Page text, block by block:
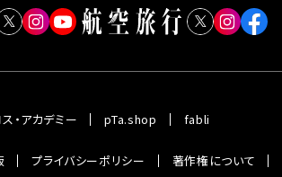
・アカデミー pTa.shop fabli
プライバシーポリシー 著作権について